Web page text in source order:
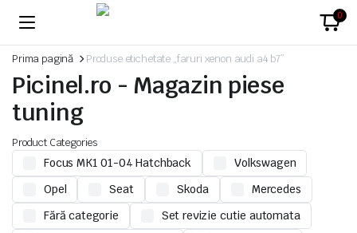
0
Prima pagină Produse etichetate „faruri xenon audi a4 b7”
Picinel.ro - Magazin piese
tuning
Product Categories
Focus MK1 01-04 Hatchback
Volkswagen
Opel
Seat Skoda
Mercedes
Fără categorie
Set revizie cutie automata